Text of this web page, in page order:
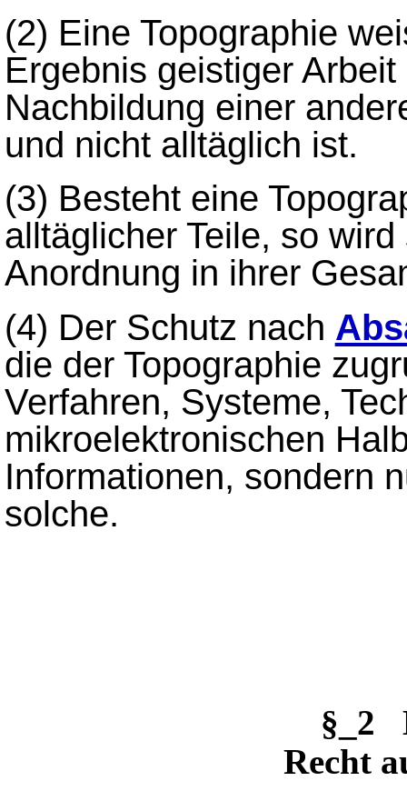
(2) Eine Topographie
Ergebnis geistiger
Nachbildung einer
und nicht alltäglich ist.
(3) Besteht eine
alltäglicher Teile, so
Anordnung in ihrer
(4) Der Schutz nach
die der Topographie
Verfahren, Systeme,
mikroelektronischen
Informationen, sondern
solche.
§_2
Recht